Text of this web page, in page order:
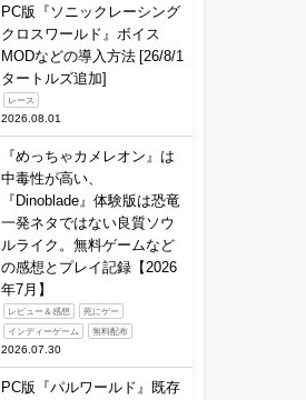
PC版『ソニックレーシング
クロスワールド』ボイス
MODなどの導入方法 [26/8/1
タートルズ追加]
レース
2026.08.01
『めっちゃカメレオン』は
中毒性が高い、
『Dinoblade』体験版は恐竜
一発ネタではない良質ソウ
ルライク。無料ゲームなど
の感想とプレイ記録【2026
年7月】
レビュー＆感想 死にゲー
インディーゲーム 無料配布
2026.07.30
PC版『パルワールド』既存